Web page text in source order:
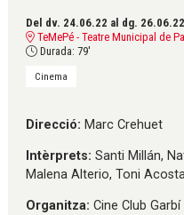
Del dv. 24.06.22 al dg. 26.06.22
TeMePé - Teatre Municipal de
Durada: 79'
Cinema
Direcció: Marc Crehuet
Intèrprets: Santi Millán,
Malena Alterio, Toni
Organitza: Cine Club Garbí